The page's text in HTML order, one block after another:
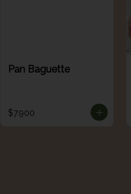
Pan Baguette
$7.900